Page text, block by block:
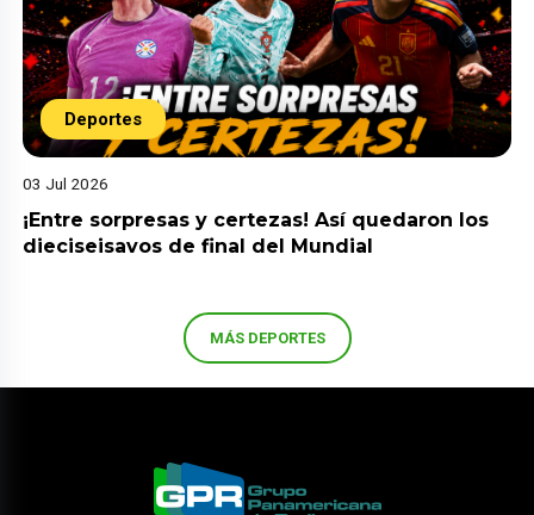
Deportes
03 Jul 2026
¡Entre sorpresas y certezas! Así quedaron los
dieciseisavos de final del Mundial
MÁS DEPORTES